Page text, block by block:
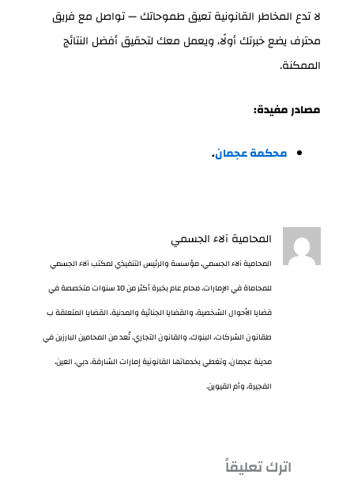
لا تدع المخاطر القانونية تعيق طموحاتك — تواصل مع فريق
محترف يضع خبرتك أولًا، ويعمل معك لتحقيق أفضل النتائج
الممكنة.
مصادر مفيدة:
محكمة عجمان.
المحامية آلاء الجسمي
المحامية آلاء الجسمي، مؤسسة والرئيس التنفيذي لمكتب آلاء الجسمي
للمحاماة في الإمارات، محام عام بخبرة أكثر من 10 سنوات متخصصة في
قضايا الأحوال الشخصية، والقضايا الجنائية والمدنية، القضايا المتعلقة ب
طقانون الشركات، البنوك، والقانون التجاري، تُعد من المحامين البارزين في
مدينة عجمان، وتغطي بخدماتها القانونية إمارات الشارقة، دبي، العين،
الفجيرة، وأم القيوين.
اترك تعليقاً